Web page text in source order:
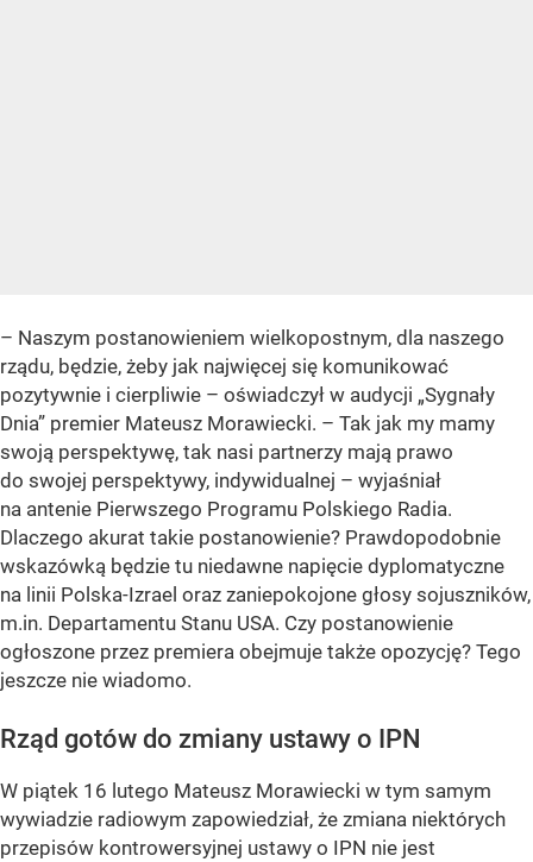
– Naszym postanowieniem wielkopostnym, dla naszego
rządu, będzie, żeby jak najwięcej się komunikować
pozytywnie i cierpliwie – oświadczył w audycji „Sygnały
Dnia” premier Mateusz Morawiecki. – Tak jak my mamy
swoją perspektywę, tak nasi partnerzy mają prawo
do swojej perspektywy, indywidualnej – wyjaśniał
na antenie Pierwszego Programu Polskiego Radia.
Dlaczego akurat takie postanowienie? Prawdopodobnie
wskazówką będzie tu niedawne napięcie dyplomatyczne
na linii Polska-Izrael oraz zaniepokojone głosy sojuszników,
m.in. Departamentu Stanu USA. Czy postanowienie
ogłoszone przez premiera obejmuje także opozycję? Tego
jeszcze nie wiadomo.
Rząd gotów do zmiany ustawy o IPN
W piątek 16 lutego Mateusz Morawiecki w tym samym
wywiadzie radiowym zapowiedział, że zmiana niektórych
przepisów kontrowersyjnej ustawy o IPN nie jest